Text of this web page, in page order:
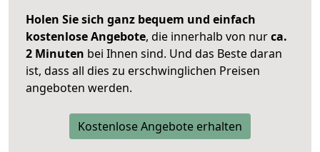
Holen Sie sich ganz bequem und einfach
kostenlose Angebote, die innerhalb von nurca.
2 Minuten bei Ihnen sind. Und das Beste daran
ist, dass all dies zu erschwinglichen Preisen
angeboten werden.
Kostenlose Angebote erhalten